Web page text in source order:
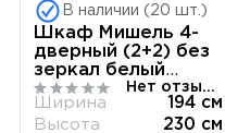
В наличии (20 шт.)
Шкаф Мишель 4-
дверный (2+2) без
зеркал белый
матовый
Нет отзывов
Ширина
194 см
Высота
230 см